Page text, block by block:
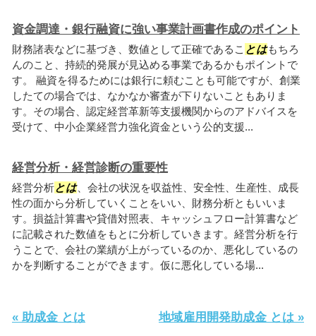
資金調達・銀行融資に強い事業計画書作成のポイント
財務諸表などに基づき、数値として正確であるこ とはもちろ
んのこと、持続的発展が見込める事業であるかもポイントで
す。 融資を得るためには銀行に頼むことも可能ですが、創業
したての場合では、なかなか審査が下りないこともありま
す。その場合、認定経営革新等支援機関からのアドバイスを
受けて、中小企業経営力強化資金という公的支援...
経営分析・経営診断の重要性
経営分析とは、会社の状況を収益性、安全性、生産性、成長
性の面から分析していくことをいい、財務分析ともいいま
す。損益計算書や貸借対照表、キャッシュフロー計算書など
に記載された数値をもとに分析していきます。経営分析を行
うことで、会社の業績が上がっているのか、悪化しているの
かを判断することができます。仮に悪化している場...
« 助成金 とは 地域雇用開発助成金 とは »